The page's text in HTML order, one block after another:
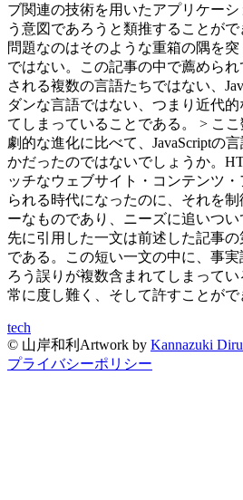
ブ関連の技術を用いたアプリケー
う意図であろうと類推することが
問題なのはそのような重箱の隅を
ではない。この記事の中で薦められ
される複数の言語たちではない、
ダンな言語ではない、つまり近代
てしまっていることである。 > こ
劇的な進化に比べて、JavaScriptの
かだったのではないでしょうか。
ッチなウェブサイト・コンテンツ
られる時代になったのに、それを
ーなものであり、ニーズに追いつい
先に引用した一文は前述した記事
である。この短い一文の中に、事
ろう誤りが複数含まれてしまって
常に度し難く、そして許すことがで
tech
© 山岸和利 Artwork by Kannazuki Diru
プライバシーポリシー